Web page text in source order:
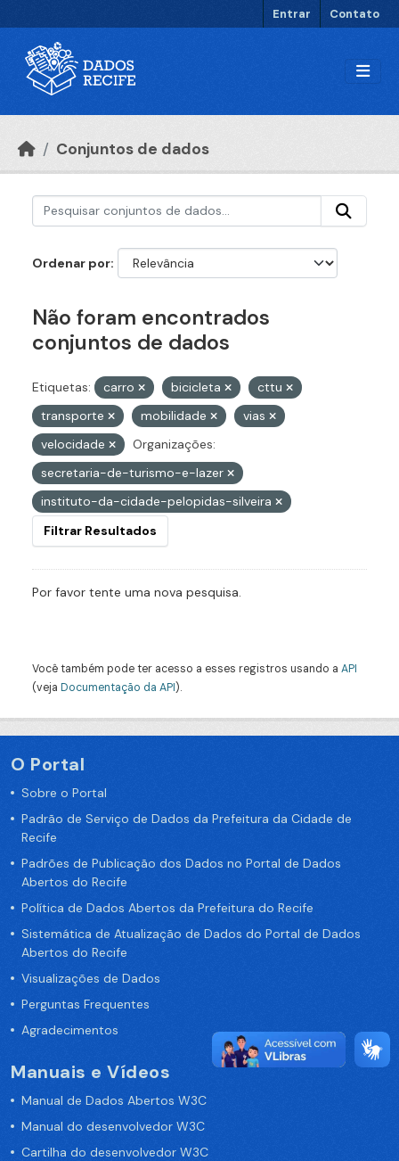
Entrar Contato
Conjuntos de dados
Ordenar por
Não foram encontrados
conjuntos de dados
Etiquetas: carro bicicleta
cttu
transporte
mobilidade
vias
velocidade
Organizações:
secretaria-de-turismo-e-lazer
instituto-da-cidade-pelopidas-silveira
Filtrar Resultados
Por favor tente uma nova pesquisa.
Você também pode ter acesso a esses registros usando a API
(veja Documentação da API).
O Portal
Sobre o Portal
Padrão de Serviço de Dados da Prefeitura da Cidade de
Recife
Padrões de Publicação dos Dados no Portal de Dados
Abertos do Recife
Política de Dados Abertos da Prefeitura do Recife
Sistemática de Atualização de Dados do Portal de Dados
Abertos do Recife
Visualizações de Dados
Perguntas Frequentes
Agradecimentos
Manuais e Vídeos
Manual de Dados Abertos W3C
Manual do desenvolvedor W3C
Cartilha do desenvolvedor W3C